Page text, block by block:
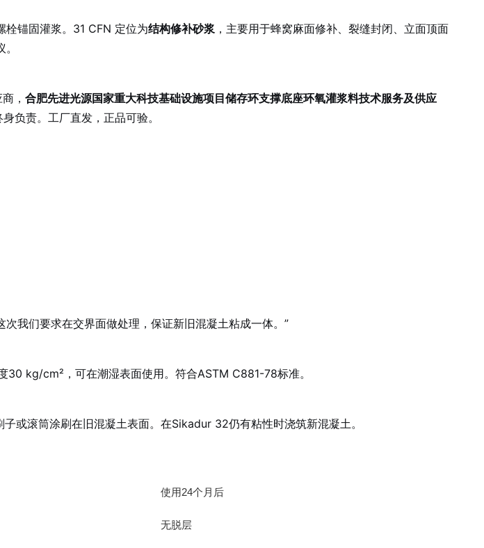
栓锚固灌浆。31 CFN 定位为结构修补砂浆 ，主要用于蜂窝麻面修补、裂缝封闭、立面顶面
商，合肥先进光源国家重大科技基础设施项目储存环支撑底座环氧灌浆料技术服务及供应
负责。工厂直发，正品可验。
我们要求在交界面做处理，保证新旧混凝土粘成一体。”
kg/cm²，可在潮湿表面使用。符合ASTM C881-78标准。
或滚筒涂刷在旧混凝土表面。在Sikadur 32仍有粘性时浇筑新混凝土。
使用24个月后
无脱层